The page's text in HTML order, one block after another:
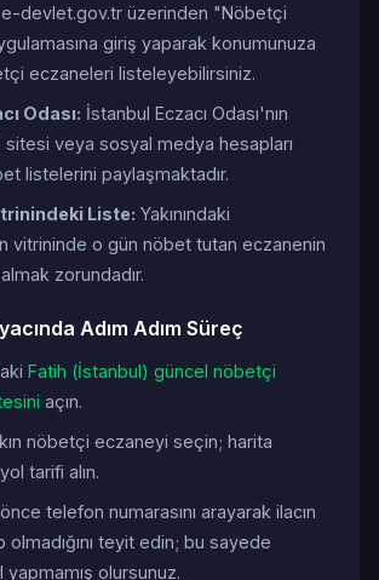
e-devlet.gov.tr üzerinden "Nöbetçi
giriş yaparak konumunuza
eczaneleri listeleyebilirsiniz.
Odası: İstanbul Eczacı Odası'nın
veya sosyal medya hesapları
listelerini paylaşmaktadır.
Liste: Yakınındaki
vitrininde o gün nöbet tutan eczanenin
zorundadır.
Adım Adım Süreç
Fatih (İstanbul) güncel nöbetçi
açın.
nöbetçi eczaneyi seçin; harita
tarifi alın.
telefon numarasını arayarak ilacın
teyit edin; bu sayede
olursunuz.